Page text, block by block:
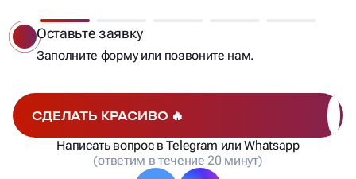
СДЕЛАТЬ КРАСИВО 🔥
Написать вопрос в Telegram или Whatsapp
(ответим в течение 20 минут)
Оставьте заявку
Заполните форму или позвоните нам.